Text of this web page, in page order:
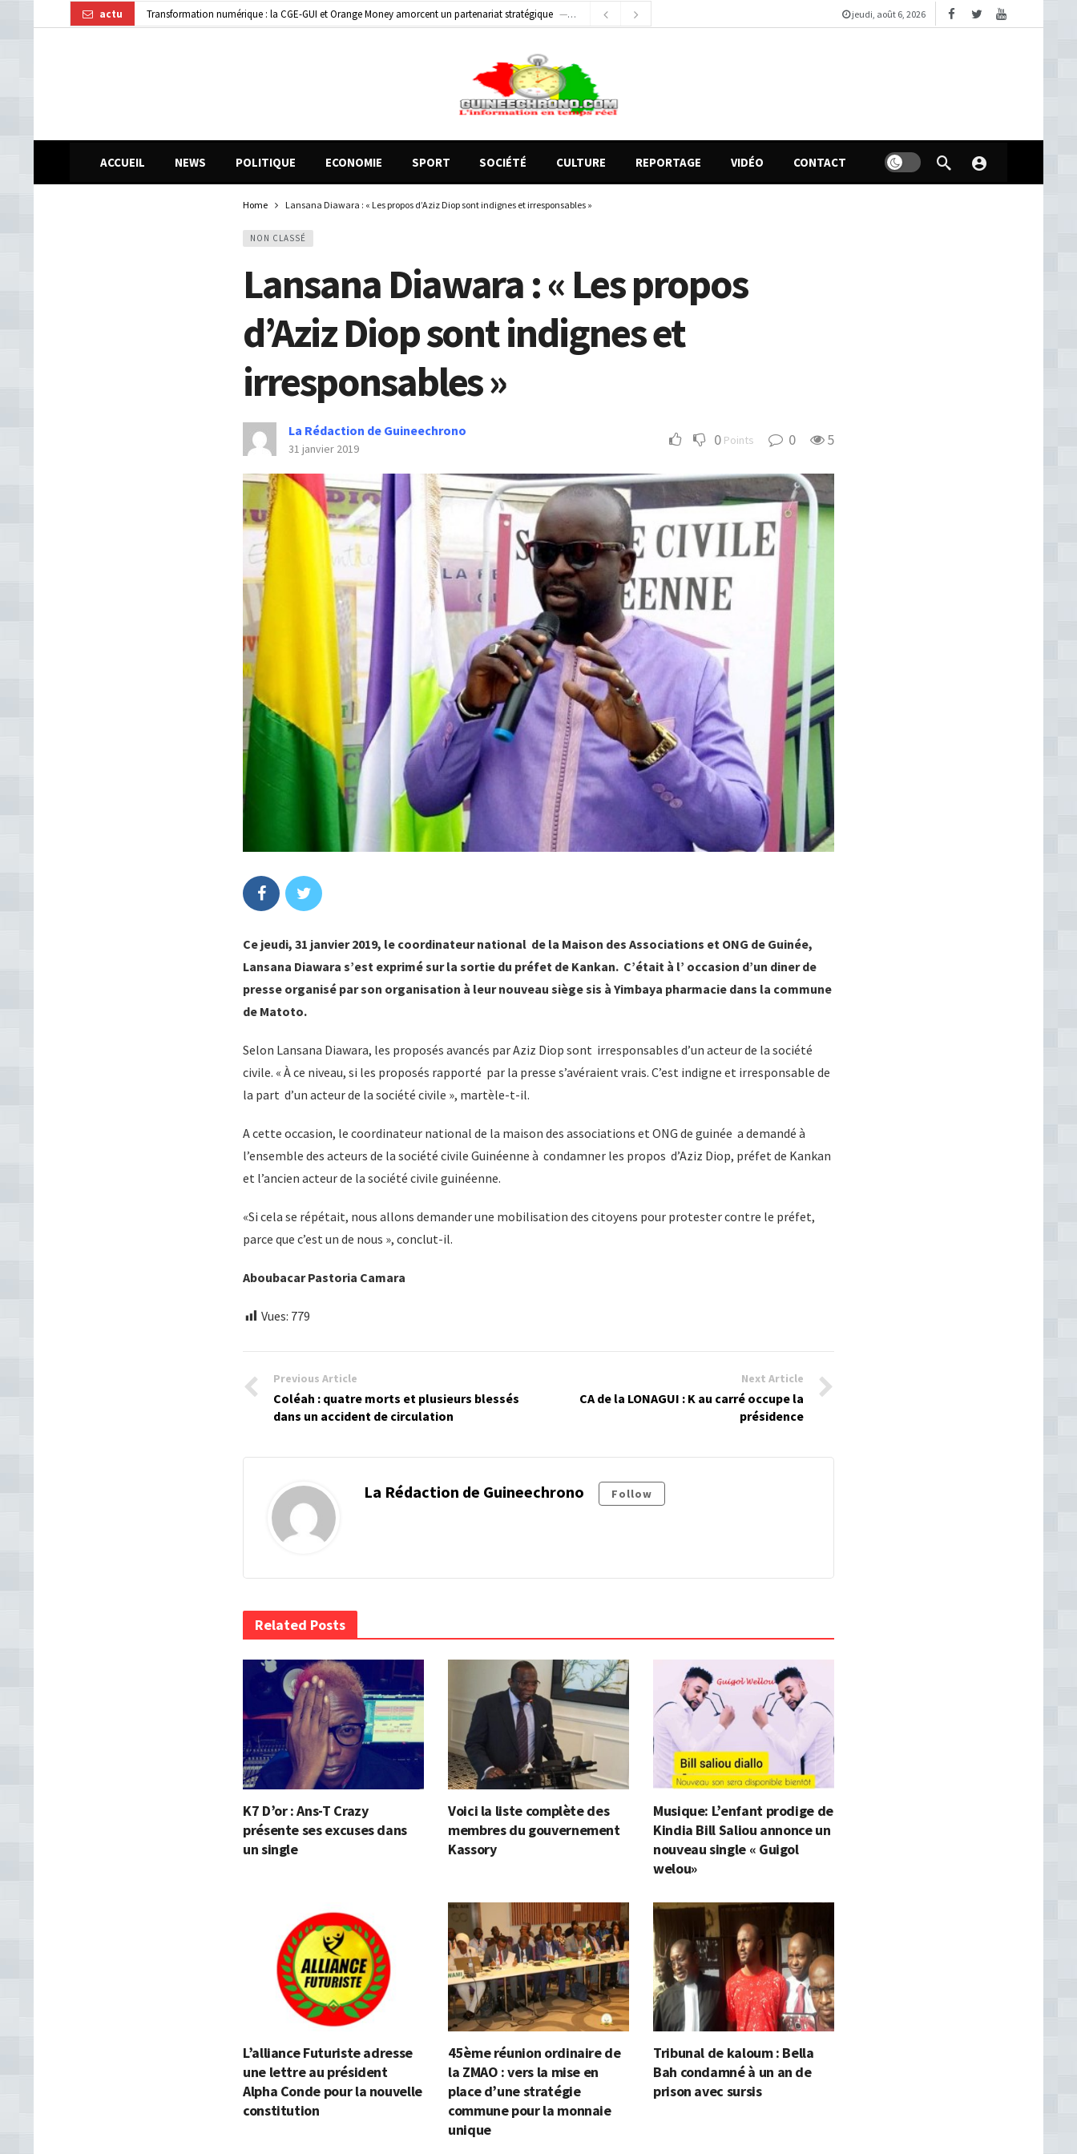
actu Transformation numérique : la CGE-GUI et Orange Money amorcent un partenariat stratégique 1 jour ago
4 heures ago
jeudi, août 6, 2026
ACCUEIL NEWS POLITIQUE ECONOMIE SPORT SOCIÉTÉ CULTURE REPORTAGE VIDÉO CONTACT
Home Lansana Diawara : « Les propos d’Aziz Diop sont indignes et irresponsables »
NON CLASSÉ
Lansana Diawara : « Les propos
d’Aziz Diop sont indignes et
irresponsables »
La Rédaction de Guineechrono
31 janvier 2019 0 Points 0 5
Ce jeudi, 31 janvier 2019, le coordinateur national de la Maison des Associations et ONG de Guinée,
Lansana Diawara s’est exprimé sur la sortie du préfet de Kankan. C’était à l’ occasion d’un diner de
presse organisé par son organisation à leur nouveau siège sis à Yimbaya pharmacie dans la commune
de Matoto.
Selon Lansana Diawara, les proposés avancés par Aziz Diop sont irresponsables d’un acteur de la société
civile. « À ce niveau, si les proposés rapporté par la presse s’avéraient vrais. C’est indigne et irresponsable de
la part d’un acteur de la société civile », martèle-t-il.
A cette occasion, le coordinateur national de la maison des associations et ONG de guinée a demandé à
l’ensemble des acteurs de la société civile Guinéenne à condamner les propos d’Aziz Diop, préfet de Kankan
et l’ancien acteur de la société civile guinéenne.
«Si cela se répétait, nous allons demander une mobilisation des citoyens pour protester contre le préfet,
parce que c’est un de nous », conclut-il.
Aboubacar Pastoria Camara
Vues: 779
Previous Article
Coléah : quatre morts et plusieurs blessés
dans un accident de circulation
Next Article
CA de la LONAGUI : K au carré occupe la
présidence
La Rédaction de Guineechrono Follow
Related Posts
K7 D’or : Ans-T Crazy
présente ses excuses dans
un single
Voici la liste complète des
membres du gouvernement
Kassory
Musique: L’enfant prodige de
Kindia Bill Saliou annonce un
nouveau single « Guigol
welou»
L’alliance Futuriste adresse
une lettre au président
Alpha Conde pour la nouvelle
constitution
45ème réunion ordinaire de
la ZMAO : vers la mise en
place d’une stratégie
commune pour la monnaie
unique
Tribunal de kaloum : Bella
Bah condamné à un an de
prison avec sursis